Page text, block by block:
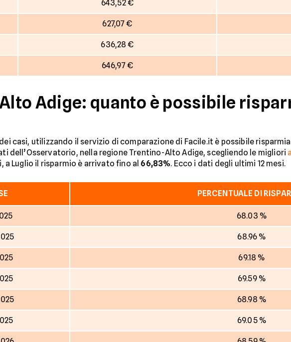
643,52 €
627,07 €
636,28 €
646,97 €
Adige: quanto è possibile
casi, utilizzando il servizio di comparazione di Facile.it è possibile
dell’Osservatorio, nella regione Trentino-Alto Adige, scegliendo le migliori
Luglio il risparmio è arrivato fino al 66,83%. Ecco i dati degli ultimi 12 mesi.
PERCENTUALE DI
68.03 %
68.96 %
69.18 %
69.59 %
68.98 %
69.05 %